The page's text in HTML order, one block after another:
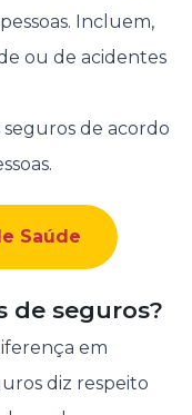
Incluem,
ou de acidentes
seguros de acordo
Saúde
de seguros?
em
diz respeito